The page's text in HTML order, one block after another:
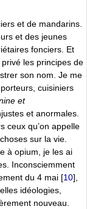
et de mandarins.
et des jeunes
fonciers. Et
les principes de
son nom. Je me
cuisiniers
et
et anormales.
ceux qu’on appelle
sur la vie.
à opium, je les ai
Inconsciemment
du 4 mai [10]
idéologies,
nouveau.